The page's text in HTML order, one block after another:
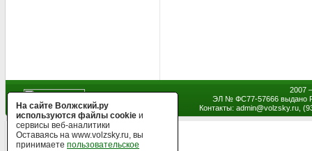
2007
ЭЛ № ФС77-57666 выдано
Контакты: admin@volzsky.ru,
На сайте Волжский.ру
используются файлы cookie и
сервисы веб-аналитики
Оставаясь на www.volzsky.ru, вы
принимаете пользовательское